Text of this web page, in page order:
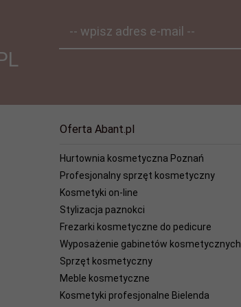
-- wpisz adres e-mail --
Oferta Abant.pl
Hurtownia kosmetyczna Poznań
Profesjonalny sprzęt kosmetyczny
Kosmetyki on-line
Stylizacja paznokci
Frezarki kosmetyczne do pedicure
Wyposażenie gabinetów kosmetycznych
Sprzęt kosmetyczny
Meble kosmetyczne
Kosmetyki profesjonalne Bielenda